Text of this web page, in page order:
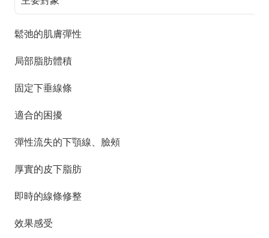
鬆弛的肌膚彈性
局部脂肪體積
固定下垂線條
適合的困擾
彈性流失的下顎線、臉頰
厚實的皮下脂肪
即時的線條修整
效果感受